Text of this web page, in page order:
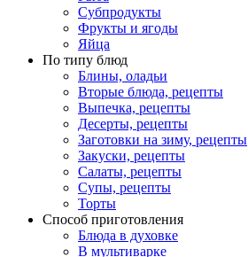
Субпродукты
Фрукты и ягоды
Яйца
По типу блюд
Блины, оладьи
Вторые блюда, рецепты
Выпечка, рецепты
Десерты, рецепты
Заготовки на зиму, рецепты
Закуски, рецепты
Салаты, рецепты
Супы, рецепты
Торты
Способ приготовления
Блюда в духовке
В мультиварке